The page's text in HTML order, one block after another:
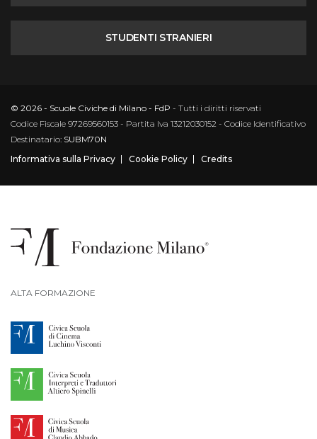
STUDENTI STRANIERI
© 2026 - Scuole Civiche di Milano - FdP - Tutti i diritti riservati
Codice Fiscale 97269560153 - Partita Iva 13212030152 - Codice Identificativo
Destinatario: SUBM70N
Informativa sulla Privacy
Cookie Policy Credits
ALTA FORMAZIONE